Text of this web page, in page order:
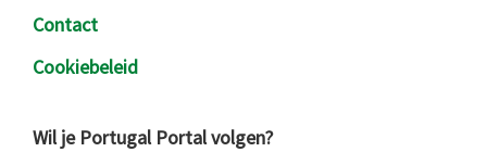
Contact
Cookiebeleid
Wil je Portugal Portal volgen?